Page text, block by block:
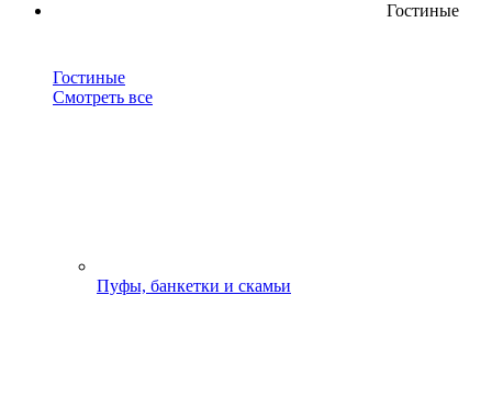
Гостиные
Гостиные
Смотреть все
Пуфы, банкетки и скамьи